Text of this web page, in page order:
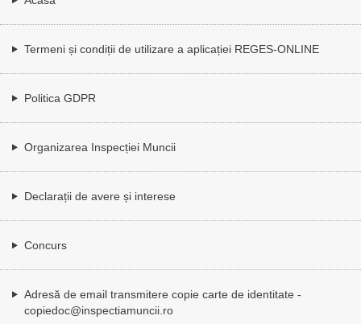
Termeni și condiții de utilizare a aplicației REGES-ONLINE
Politica GDPR
Organizarea Inspecției Muncii
Declarații de avere și interese
Concurs
Adresă de email transmitere copie carte de identitate -
copiedoc@inspectiamuncii.ro